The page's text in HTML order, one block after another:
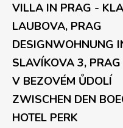
VILLA IN PRAG -
LAUBOVA, PRAG
DESIGNWOHNUNG
SLAVÍKOVA 3, PRAG
V BEZOVÉM ŮDOLÍ
ZWISCHEN DEN
HOTEL PERK